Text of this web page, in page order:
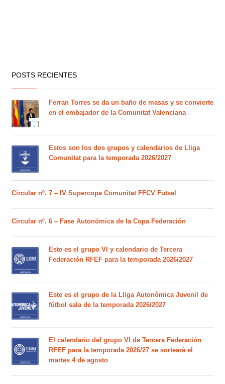
POSTS RECIENTES
Ferran Torres se da un baño de masas y se convierte
en el embajador de la Comunitat Valenciana
Estos son los dos grupos y calendarios de Lliga
Comunitat para la temporada 2026/2027
Circular nº. 7 – IV Supercopa Comunitat FFCV Futsal
Circular nº. 6 – Fase Autonómica de la Copa Federación
Este es el grupo VI y calendario de Tercera
Federación RFEF para la temporada 2026/2027
Este es el grupo de la Lliga Autonòmica Juvenil de
fútbol sala de la temporada 2026/2027
El calendario del grupo VI de Tercera Federación
RFEF para la temporada 2026/27 se sorteará el
martes 4 de agosto